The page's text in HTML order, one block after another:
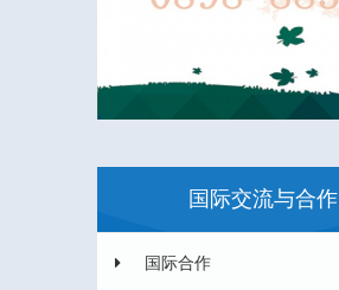
国际交流与合作
国际合作